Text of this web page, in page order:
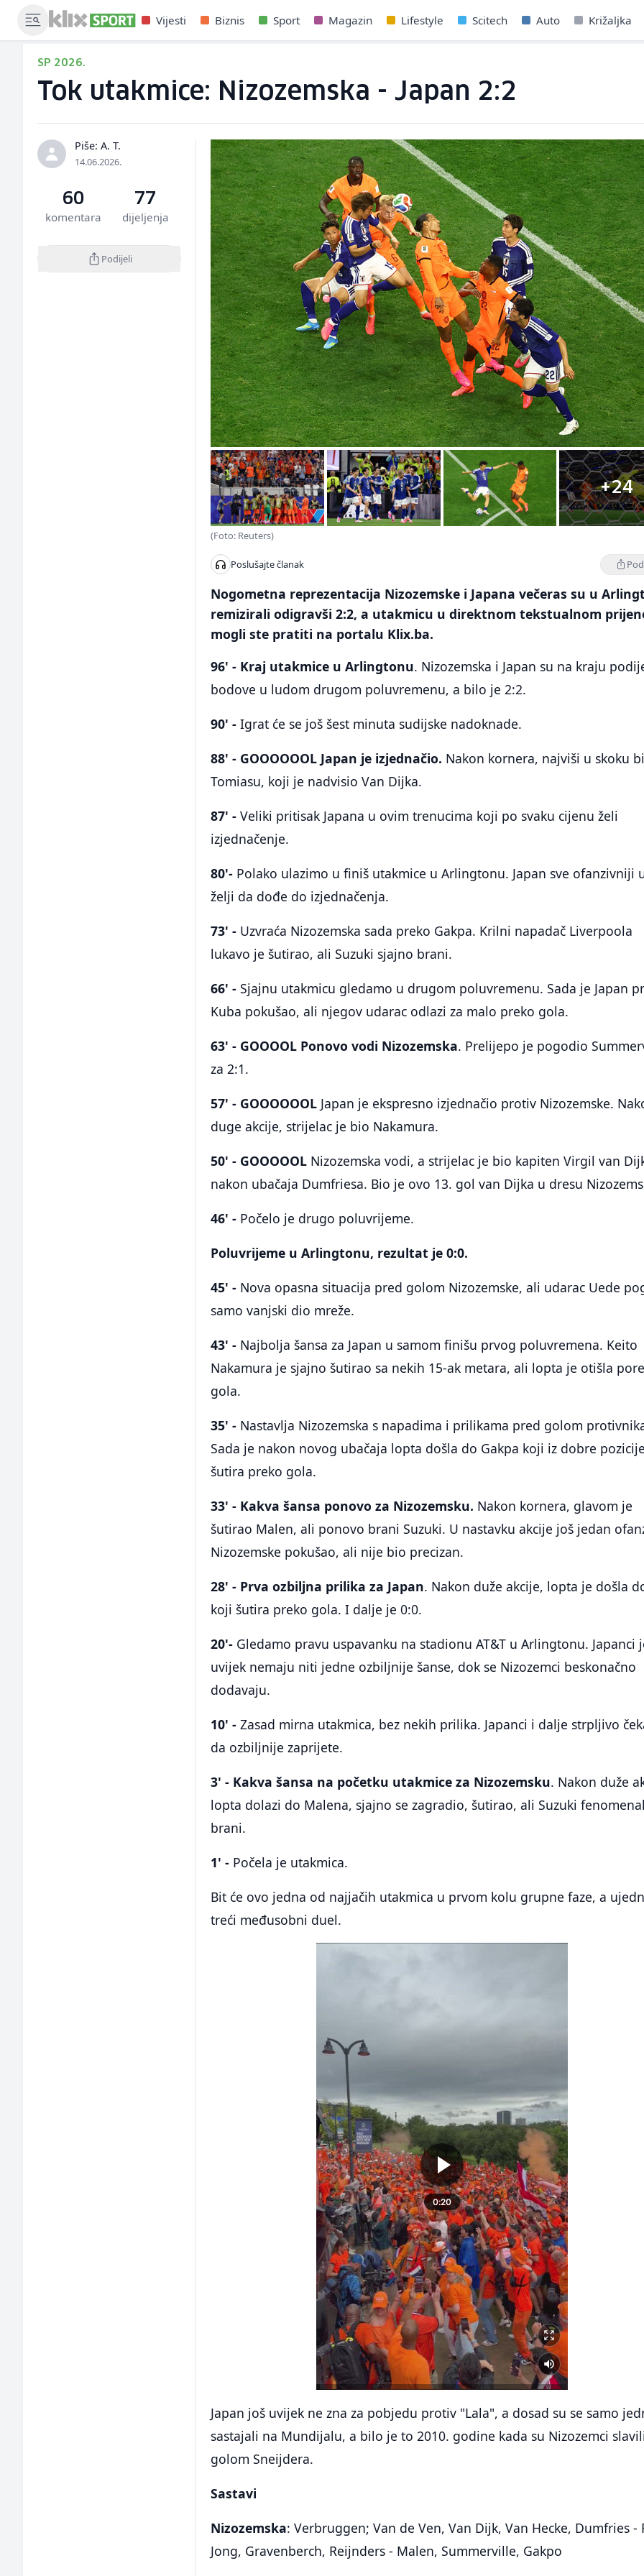
Vijesti Biznis Sport Magazin Lifestyle Scitech Auto Križaljka
SP 2026.
Tok utakmice: Nizozemska - Japan 2:2
Piše: A. T.
14.06.2026.
60
komentara
77
dijeljenja
Podijeli
+24
(Foto: Reuters)
Poslušajte članak
Nogometna reprezentacija Nizozemske i Japana večeras su u
remizirali odigravši 2:2, a utakmicu u direktnom tekstualnom
mogli ste pratiti na portalu Klix.ba.
96' - Kraj utakmice u Arlingtonu. Nizozemska i Japan su na kraju
bodove u ludom drugom poluvremenu, a bilo je 2:2.
90' -Igrat će se još šest minuta sudijske nadoknade.
88' - GOOOOOOL Japan je izjednačio. Nakon kornera, najviši u skoku
Tomiasu, koji je nadvisio Van Dijka.
87' -Veliki pritisak Japana u ovim trenucima koji po svaku cijenu želi
izjednačenje.
80'- Polako ulazimo u finiš utakmice u Arlingtonu. Japan sve ofanzivniji
želji da dođe do izjednačenja.
73' - Uzvraća Nizozemska sada preko Gakpa. Krilni napadač Liverpoola
lukavo je šutirao, ali Suzuki sjajno brani.
66' -Sjajnu utakmicu gledamo u drugom poluvremenu. Sada je Japan
Kuba pokušao, ali njegov udarac odlazi za malo preko gola.
63' - GOOOOL Ponovo vodi Nizozemska. Prelijepo je pogodio
za 2:1.
57' - GOOOOOOL Japan je ekspresno izjednačio protiv Nizozemske.
duge akcije, strijelac je bio Nakamura.
50' - GOOOOOL Nizozemska vodi, a strijelac je bio kapiten Virgil van
nakon ubačaja Dumfriesa. Bio je ovo 13. gol van Dijka u dresu
46' - Počelo je drugo poluvrijeme.
Poluvrijeme u Arlingtonu, rezultat je 0:0.
45' - Nova opasna situacija pred golom Nizozemske, ali udarac Uede
samo vanjski dio mreže.
43' - Najbolja šansa za Japan u samom finišu prvog poluvremena. Keito
Nakamura je sjajno šutirao sa nekih 15-ak metara, ali lopta je otišla
gola.
35' - Nastavlja Nizozemska s napadima i prilikama pred golom
Sada je nakon novog ubačaja lopta došla do Gakpa koji iz dobre pozicije
šutira preko gola.
33' - Kakva šansa ponovo za Nizozemsku. Nakon kornera, glavom je
šutirao Malen, ali ponovo brani Suzuki. U nastavku akcije još jedan
Nizozemske pokušao, ali nije bio precizan.
28' - Prva ozbiljna prilika za Japan. Nakon duže akcije, lopta je došla
koji šutira preko gola. I dalje je 0:0.
20'- Gledamo pravu uspavanku na stadionu AT&T u Arlingtonu. Japanci
uvijek nemaju niti jedne ozbiljnije šanse, dok se Nizozemci beskonačno
dodavaju.
10' -Zasad mirna utakmica, bez nekih prilika. Japanci i dalje strpljivo
da ozbiljnije zaprijete.
3' - Kakva šansa na početku utakmice za Nizozemsku. Nakon duže
lopta dolazi do Malena, sjajno se zagradio, šutirao, ali Suzuki
brani.
1' - Počela je utakmica.
Bit će ovo jedna od najjačih utakmica u prvom kolu grupne faze, a
treći međusobni duel.
Japan još uvijek ne zna za pobjedu protiv "Lala", a dosad su se samo
sastajali na Mundijalu, a bilo je to 2010. godine kada su Nizozemci
golom Sneijdera.
Sastavi
Nizozemska: Verbruggen; Van de Ven, Van Dijk, Van Hecke, Dumfries -
Jong, Gravenberch, Reijnders - Malen, Summerville, Gakpo